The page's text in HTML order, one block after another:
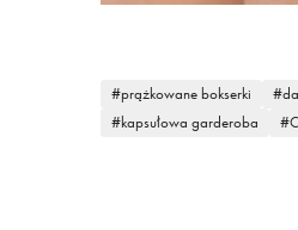
prążkowane bokserki
kapsułowa garderoba